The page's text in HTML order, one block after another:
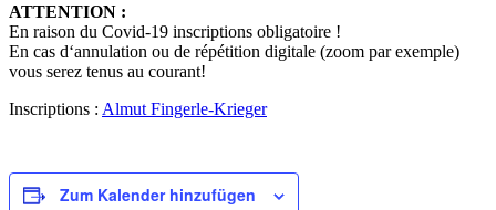
ATTENTION :
En raison du Covid-19 inscriptions obligatoire !
En cas d‘annulation ou de répétition digitale (zoom par exemple)
vous serez tenus au courant!
Inscriptions : Almut Fingerle-Krieger
Zum Kalender hinzufügen